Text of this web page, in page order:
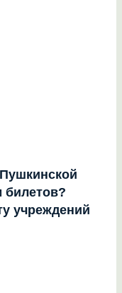
билетов?
учреждений